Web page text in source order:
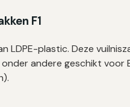
F1
LDPE-plastic. Deze
andere geschikt voor